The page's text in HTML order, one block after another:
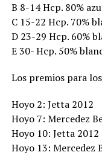
B 8-14 Hcp. 80%
C 15-22 Hcp. 70%
D 23-29 Hcp. 60%
E 30- Hcp. 50%
Los premios para
Hoyo 2: Jetta 2012
Hoyo 7: Mercedez
Hoyo 10: Jetta 2012
Hoyo 13: Mercedez